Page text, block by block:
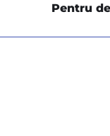
Pentru